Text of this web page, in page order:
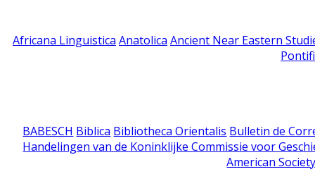
Africana Linguistica Anatolica Ancient Near Eastern
BABESCH Biblica Bibliotheca Orientalis Bulletin de
Handelingen van de Koninklijke Commissie voor
American